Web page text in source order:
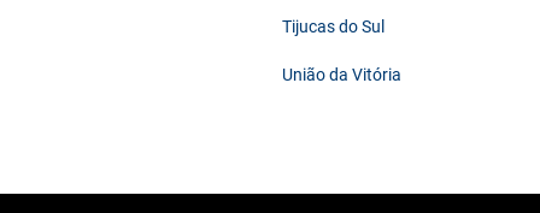
Tijucas do Sul
União da Vitória